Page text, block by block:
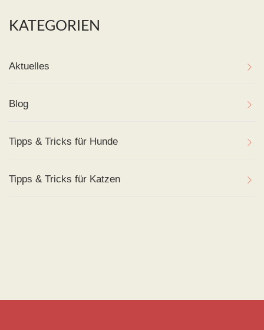
KATEGORIEN
Aktuelles
Blog
Tipps & Tricks für Hunde
Tipps & Tricks für Katzen